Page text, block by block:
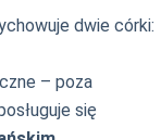
dwie córki:
– poza
się